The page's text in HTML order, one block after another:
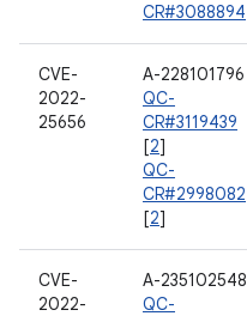
CR#3088894
CVE-
2022-
25656
A-228101796
QC-
CR#3119439
[2]
QC-
CR#2998082
[2]
CVE-
2022-
A-235102548
QC-